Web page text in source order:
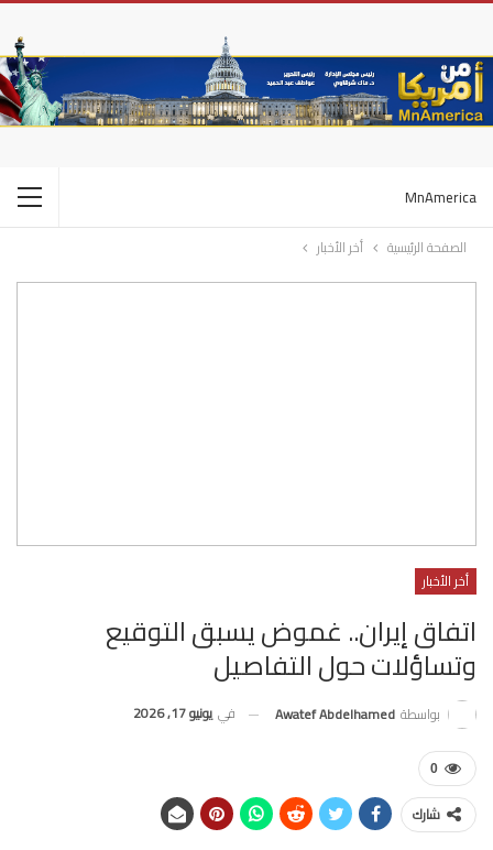
MnAmerica
الصفحة الرئيسية أخر الأخبار
أخر الأخبار
اتفاق إيران.. غموض يسبق التوقيع
وتساؤلات حول التفاصيل
بواسطة Awatef Abdelhamed في يونيو 17, 2026
0
شارك